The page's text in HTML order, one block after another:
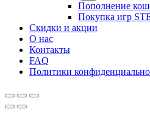
Пополнение
Покупка игр
Скидки и акции
О нас
Контакты
FAQ
Политики